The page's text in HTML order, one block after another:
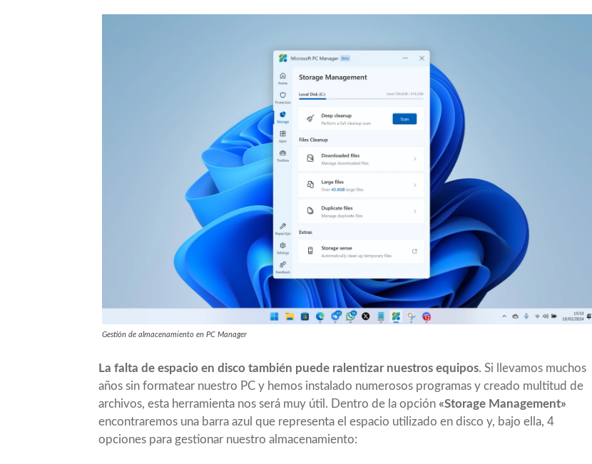
Gestión de almacenamiento en PC Manager
La falta de espacio en disco también puede ralentizar nuestros equipos. Si llevamos muchos
años sin formatear nuestro PC y hemos instalado numerosos programas y creado multitud de
archivos, esta herramienta nos será muy útil. Dentro de la opción «Storage Management»
encontraremos una barra azul que representa el espacio utilizado en disco y, bajo ella, 4
opciones para gestionar nuestro almacenamiento: